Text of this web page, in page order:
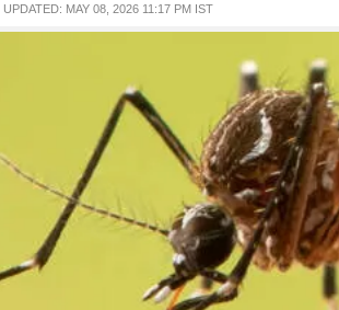
UPDATED: MAY 08, 2026 11:17 PM IST